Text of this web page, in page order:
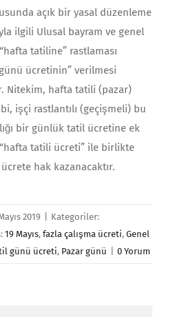
açık bir yasal düzenleme
ilgili Ulusal bayram ve genel
tatiline” rastlaması
ücretinin” verilmesi
Nitekim, hafta tatili (pazar)
işçi rastlantılı (geçişmeli) bu
bir günlük tatil ücretine ek
tatili ücreti” ile birlikte
hak kazanacaktır.
2019
Kategoriler:
19 Mayıs, fazla çalışma ücreti, Genel
günü ücreti, Pazar günü 0 Yorum